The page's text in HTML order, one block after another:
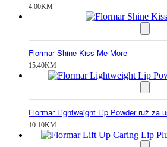
4.00KM
Flormar Shine Kiss Me More
15.40KM
Flormar Lightweight Lip Powder ruž za
10.10KM